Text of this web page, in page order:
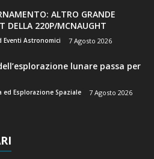
ALTRO GRANDE
DELLA 220P/MCNAUGHT
Eventi Astronomici 7 Agosto 2026
lunare passa per
ed Esplorazione Spaziale 7 Agosto 2026